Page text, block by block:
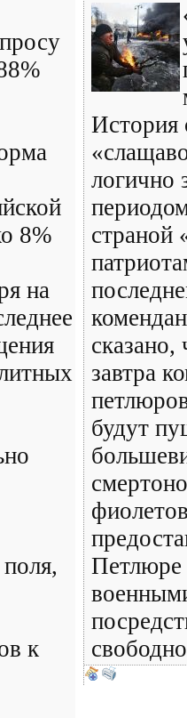
8%
на
к
История
логично
страной
сказано,
завтра
будут
Петлюре